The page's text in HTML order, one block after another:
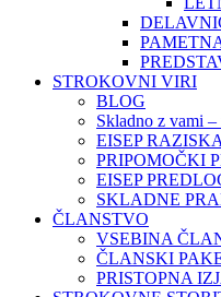
STROKOVNI VIRI
BLOG
Skladno z vami
EISEP
PRIPOMOČKI
EISEP
SKLADNE
ČLANSTVO
VSEBINA
ČLANSKI
PRISTOPNA